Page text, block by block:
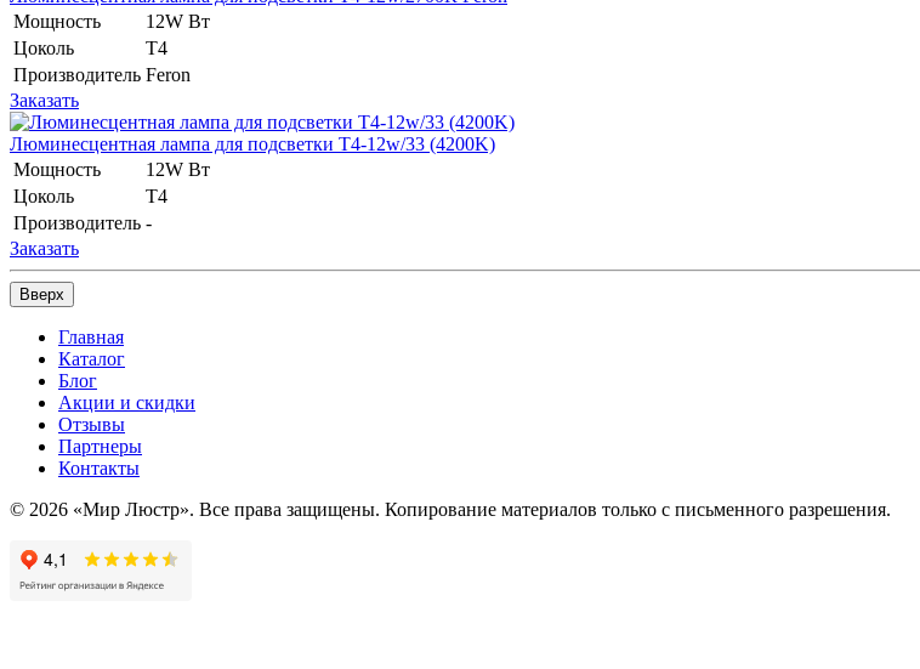
Мощность
12W Вт
Цоколь
Т4
Производитель Feron
Заказать
Люминесцентная лампа для подсветки Т4-12w/33 (4200K)
Мощность
12W Вт
Цоколь
Т4
Производитель -
Заказать
Вверх
Главная
Каталог
Блог
Акции и скидки
Отзывы
Партнеры
Контакты
© 2026 «Мир Люстр». Все права защищены. Копирование материалов только с письменного разрешения.